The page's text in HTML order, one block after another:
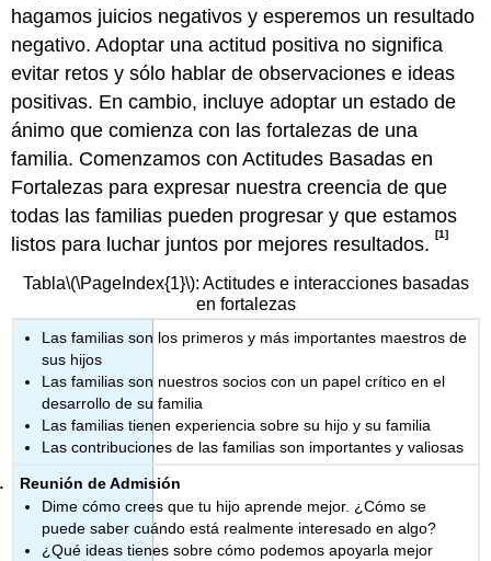
hagamos juicios negativos y esperemos un resultado
negativo. Adoptar una actitud positiva no significa
evitar retos y sólo hablar de observaciones e ideas
positivas. En cambio, incluye adoptar un estado de
ánimo que comienza con las fortalezas de una
familia. Comenzamos con Actitudes Basadas en
Fortalezas para expresar nuestra creencia de que
todas las familias pueden progresar y que estamos
listos para luchar juntos por mejores resultados.[1]
Tabla\(\PageIndex{1}\): Actitudes e interacciones basadas
en fortalezas
Las familias son los primeros y más importantes maestros de
sus hijos
Las familias son nuestros socios con un papel crítico en el
desarrollo de su familia
Las familias tienen experiencia sobre su hijo y su familia
Las contribuciones de las familias son importantes y valiosas
Reunión de Admisión
Dime cómo crees que tu hijo aprende mejor. ¿Cómo se
puede saber cuándo está realmente interesado en algo?
¿Qué ideas tienes sobre cómo podemos apoyarla mejor